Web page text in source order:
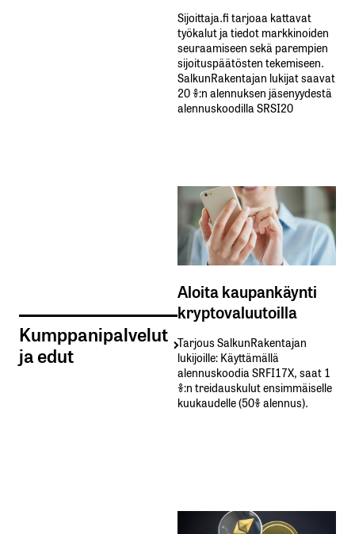
Kumppanipalvelut
ja edut
Sijoittaja.fi tarjoaa kattavat
työkalut ja tiedot markkinoiden
seuraamiseen sekä parempien
sijoituspäätösten tekemiseen.
SalkunRakentajan lukijat saavat
20 %:n alennuksen jäsenyydestä
alennuskoodilla SRSI20
Aloita kaupankäynti
kryptovaluutoilla
Tarjous SalkunRakentajan
lukijoille: Käyttämällä​ ​
alennuskoodia​ ​SRFI17X,​ ​saat​ ​1
%:n treidauskulut​ ​ensimmäiselle​ ​
kuukaudelle​ ​(50%​ ​alennus).